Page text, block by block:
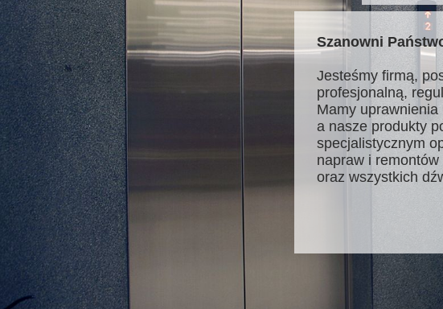
Szanowni
Jesteśmy firmą,
profesjonalną,
Mamy uprawnienia
a nasze produkty
specjalistycznym
napraw i
oraz wszystkich